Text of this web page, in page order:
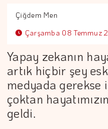
Çiğdem Men
Çarşamba 08 Temmuz
Yapay zekanın
artık hiçbir şey
medyada gerekse
çoktan
geldi.